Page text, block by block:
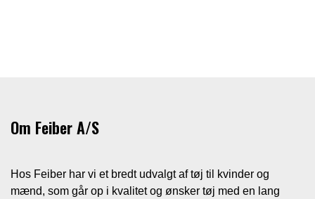
Om Feiber A/S
Hos Feiber har vi et bredt udvalgt af tøj til kvinder og
mænd, som går op i kvalitet og ønsker tøj med en lang